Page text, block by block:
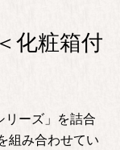
化粧箱付
リーズ」を詰合
組み合わせてい